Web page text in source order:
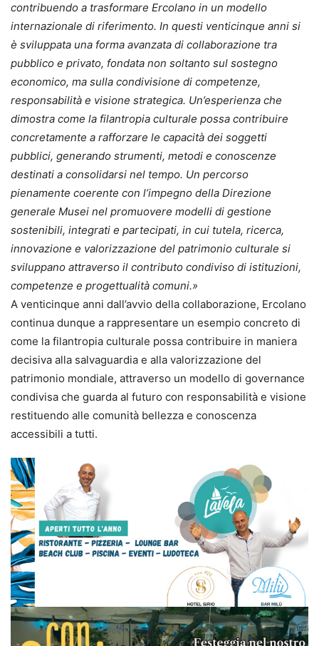
contribuendo a trasformare Ercolano in un modello
internazionale di riferimento. In questi venticinque anni si
è sviluppata una forma avanzata di collaborazione tra
pubblico e privato, fondata non soltanto sul sostegno
economico, ma sulla condivisione di competenze,
responsabilità e visione strategica. Un’esperienza che
dimostra come la filantropia culturale possa contribuire
concretamente a rafforzare le capacità dei soggetti
pubblici, generando strumenti, metodi e conoscenze
destinati a consolidarsi nel tempo. Un percorso
pienamente coerente con l’impegno della Direzione
generale Musei nel promuovere modelli di gestione
sostenibili, integrati e partecipati, in cui tutela, ricerca,
innovazione e valorizzazione del patrimonio culturale si
sviluppano attraverso il contributo condiviso di istituzioni,
competenze e progettualità comuni.»
A venticinque anni dall’avvio della collaborazione, Ercolano
continua dunque a rappresentare un esempio concreto di
come la filantropia culturale possa contribuire in maniera
decisiva alla salvaguardia e alla valorizzazione del
patrimonio mondiale, attraverso un modello di governance
condivisa che guarda al futuro con responsabilità e visione
restituendo alle comunità bellezza e conoscenza
accessibili a tutti.